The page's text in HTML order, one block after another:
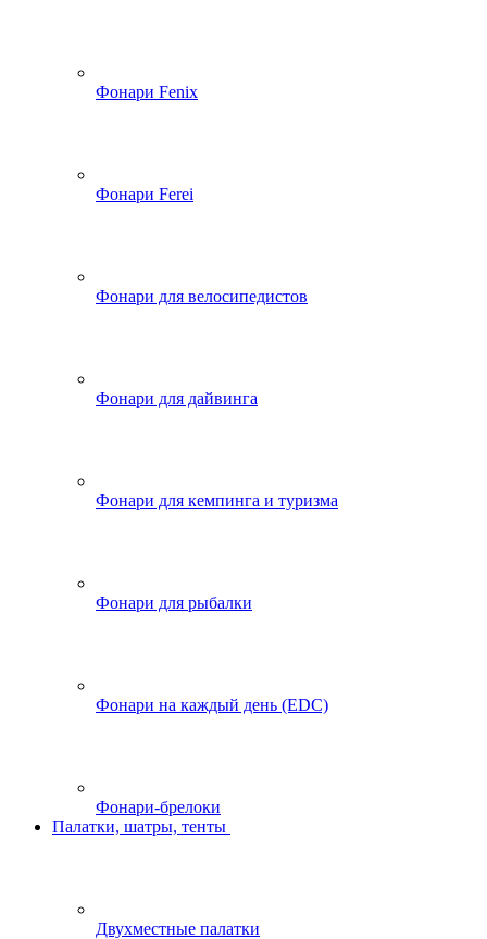
Фонари Fenix
Фонари Ferei
Фонари для велосипедистов
Фонари для дайвинга
Фонари для кемпинга и туризма
Фонари для рыбалки
Фонари на каждый день (EDC)
Фонари-брелоки
Палатки, шатры, тенты
Двухместные палатки